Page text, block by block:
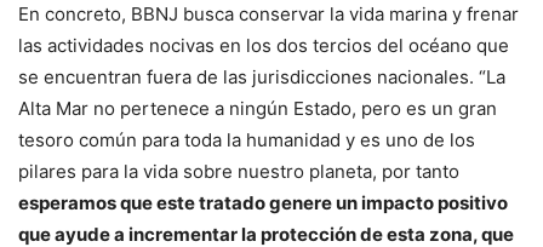
En concreto, BBNJ busca conservar la vida marina y frenar
las actividades nocivas en los dos tercios del océano que
se encuentran fuera de las jurisdicciones nacionales. “La
Alta Mar no pertenece a ningún Estado, pero es un gran
tesoro común para toda la humanidad y es uno de los
pilares para la vida sobre nuestro planeta, por tanto
esperamos que este tratado genere un impacto positivo
que ayude a incrementar la protección de esta zona, que